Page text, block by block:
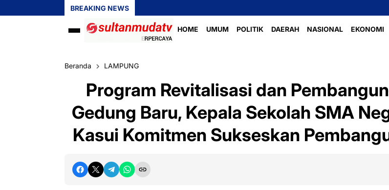
BREAKING NEWS
HOME UMUM POLITIK DAERAH NASIONAL EKONOMI
Beranda LAMPUNG
Program Revitalisasi dan
Gedung Baru, Kepala Sekolah SMA
Kasui Komitmen Sukseskan